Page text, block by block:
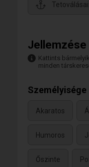
Jellemzése
Kattints
minden
Személyisége
Akaratos
Humoros
Őszinte